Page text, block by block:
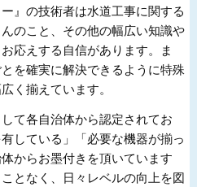
』の技術者は水道工事に関する
のこと、その他の幅広い知識や
応えする自信があります。ま
を確実に解決できるように特殊
く揃えています。
て各自治体から認定されてお
している」「必要な機器が揃っ
からお墨付きを頂いています
となく、日々レベルの向上を図